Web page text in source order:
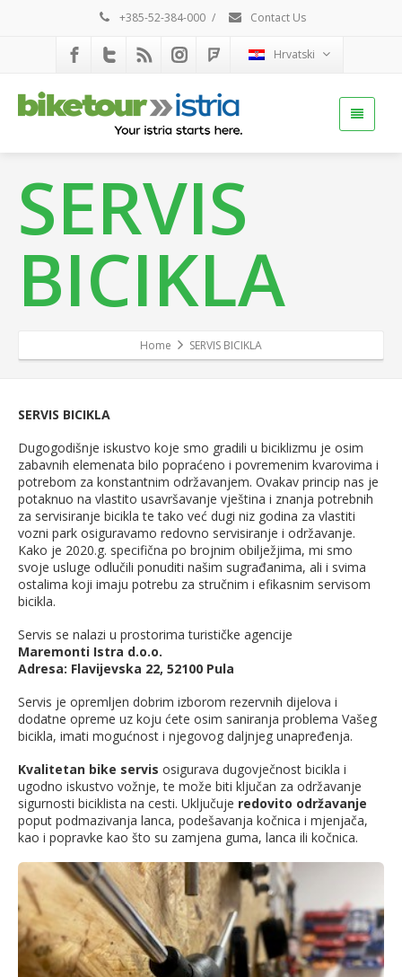
+385-52-384-000 / Contact Us
Hrvatski
SERVIS
BICIKLA
Home SERVIS BICIKLA
SERVIS BICIKLA
Dugogodišnje iskustvo koje smo gradili u biciklizmu je osim
zabavnih elemenata bilo popraćeno i povremenim kvarovima i
potrebom za konstantnim održavanjem. Ovakav princip nas je
potaknuo na vlastito usavršavanje vještina i znanja potrebnih
za servisiranje bicikla te tako već dugi niz godina za vlastiti
vozni park osiguravamo redovno servisiranje i održavanje.
Kako je 2020.g. specifična po brojnim obilježjima, mi smo
svoje usluge odlučili ponuditi našim sugrađanima, ali i svima
ostalima koji imaju potrebu za stručnim i efikasnim servisom
bicikla.
Servis se nalazi u prostorima turističke agencije
Maremonti Istra d.o.o.
Adresa: Flavijevska 22, 52100 Pula
Servis je opremljen dobrim izborom rezervnih dijelova i
dodatne opreme uz koju ćete osim saniranja problema Vašeg
bicikla, imati mogućnost i njegovog daljnjeg unapređenja.
Kvalitetan bike servis osigurava dugovječnost bicikla i
ugodno iskustvo vožnje, te može biti ključan za održavanje
sigurnosti biciklista na cesti. Uključuje redovito održavanje
poput podmazivanja lanca, podešavanja kočnica i mjenjača,
kao i popravke kao što su zamjena guma, lanca ili kočnica.